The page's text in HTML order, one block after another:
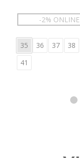
-2% ONLINE
35 36 37 38
41